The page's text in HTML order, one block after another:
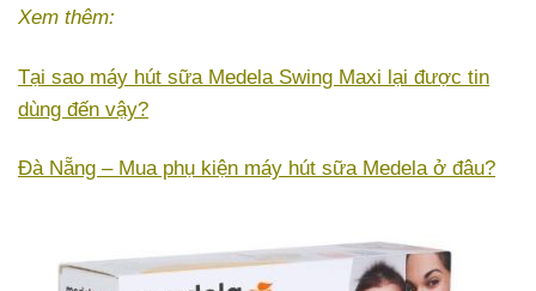
Xem thêm:
Tại sao máy hút sữa Medela Swing Maxi lại được tin
dùng đến vậy?
Đà Nẵng – Mua phụ kiện máy hút sữa Medela ở đâu?